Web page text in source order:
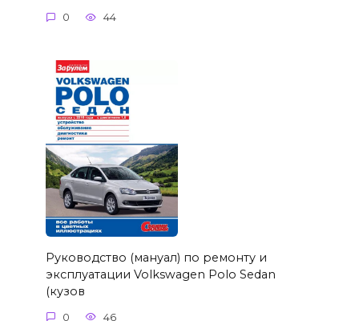
0 44
Руководство (мануал) по ремонту и
эксплуатации Volkswagen Polo Sedan
(кузов
0 46